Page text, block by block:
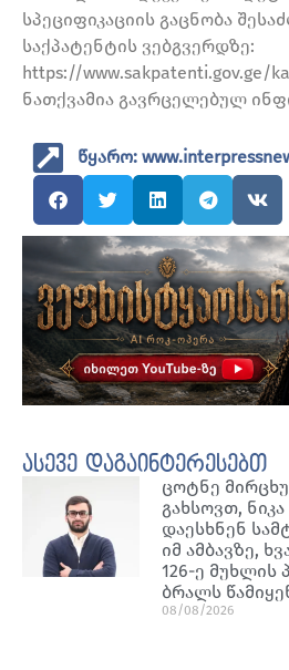
სპეციფიკაციის გაცნობა
საქპატენტის ვებგვერდზე:
https://www.sakpatenti.gov.ge/
ნათქვამია გავრცელებულ
წყარო:
ასევე დაგაინტერესებთ
ცოტნე
გახსოვთ,
დაესხნენ
იმ ამბავზე,
126-ე
ბრალს
08/08/2026